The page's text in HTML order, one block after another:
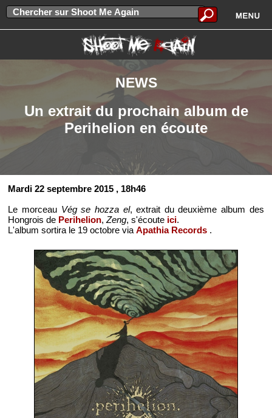
NEWS
Un extrait du prochain album de
Perihelion en écoute
Mardi 22 septembre 2015 , 18h46
Le morceau Vég se hozza el, extrait du deuxième album des
Hongrois de Perihelion,Zeng, s'écoute ici.
L'album sortira le 19 octobre viaApathia Records .